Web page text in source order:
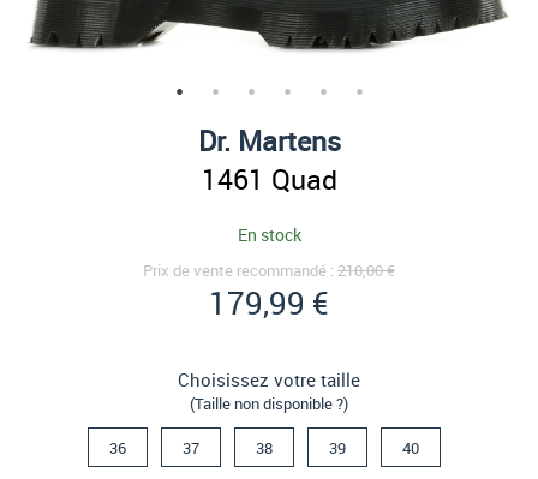
Dr. Martens
1461 Quad
En stock
Prix de vente recommandé : 210,00 €
179,99 €
Choisissez votre taille
(Taille non disponible ?)
36 37 38 39 40